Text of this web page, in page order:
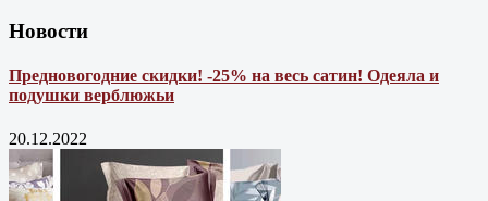
Новости
Предновогодние скидки! -25% на весь сатин! Одеяла и
подушки верблюжьи
20.12.2022